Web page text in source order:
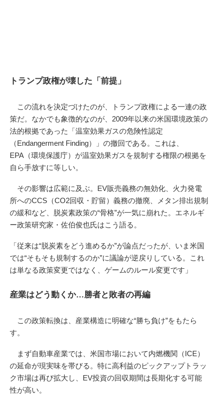
トランプ政権が壊した「前提」
この流れを決定づけたのが、トランプ政権による一連の政
策だ。なかでも象徴的なのが、2009年以来の米国環境政策の
法的根拠であった「温室効果ガスの危険性認定
（Endangerment Finding）」の撤回である。これは、
EPA（環境保護庁）が温室効果ガスを規制する権限の根拠を
自ら手放すに等しい。
その影響は広範に及ぶ。EV販売義務の無効化、火力発電
所へのCCS（CO2回収・貯留）義務の撤廃、メタン排出規制
の緩和など、脱炭素政策の“骨格”が一気に崩れた。エネルギ
ー政策研究家・佐伯俊也氏はこう語る。
「従来は“脱炭素をどう進めるか”が論点だったが、いま米国
では“そもそも規制するのか”に議論が逆戻りしている。これ
は単なる政策変更ではなく、ゲームのルール変更です」
産業はどう動くか…勝者と敗者の再編
この政策転換は、産業構造に明確な“勝ち負け”をもたら
す。
まず自動車産業では、米国市場において内燃機関（ICE）
の延命が現実味を帯びる。特に高利益のピックアップトラッ
ク市場は再び拡大し、EV投資の回収期間は長期化する可能
性が高い。